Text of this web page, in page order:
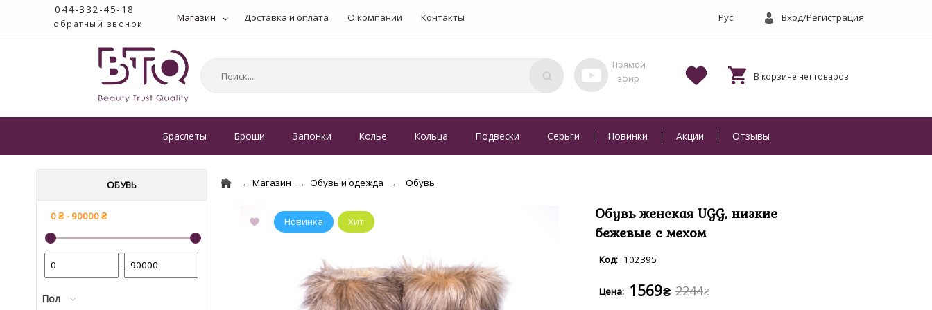
044-332-45-18
обратный звонок Магазин Доставка и оплата О компании Контакты Вход/Регистрация
Браслеты Броши Запонки Колье Кольца Подвески Серьги Новинки Акции Отзывы
ОБУВЬ
-
Пол
Магазин Обувь и одежда Обувь
Обувь женская UGG, низкие
бежевые с мехом
102395
2244₴
1569₴